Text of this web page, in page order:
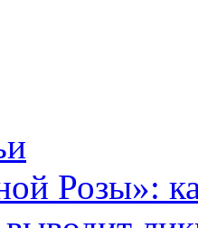
Розы»: